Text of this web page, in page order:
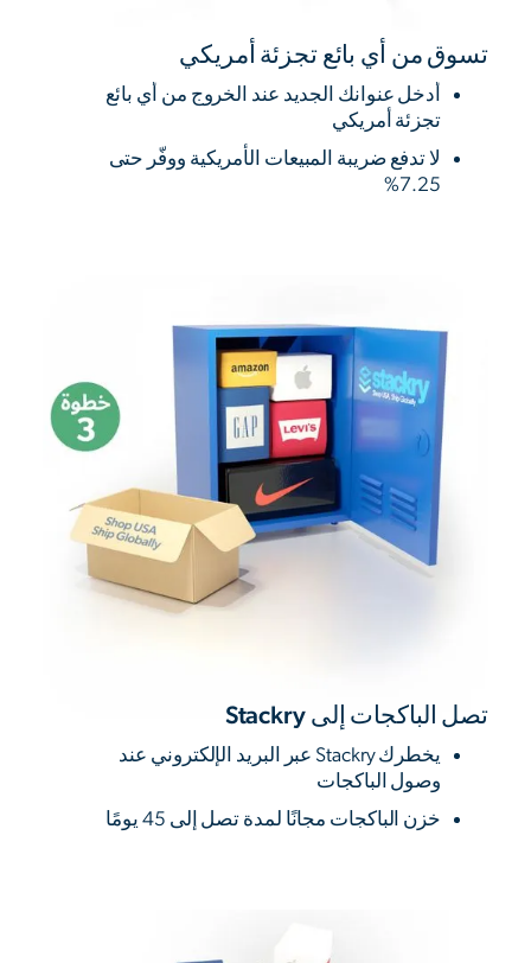
تسوق من أي بائع تجزئة أمريكي
أدخل عنوانك الجديد عند الخروج من أي بائع
تجزئة أمريكي
لا تدفع ضريبة المبيعات الأمريكية ووفّر حتى
7.25%
تصل الباكجات إلى Stackry
يخطرك Stackry عبر البريد الإلكتروني عند
وصول الباكجات
خزن الباكجات مجانًا لمدة تصل إلى 45 يومًا